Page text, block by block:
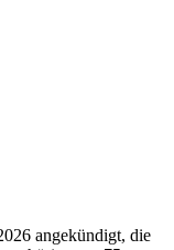
angekündigt, die